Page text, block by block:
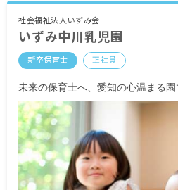
特殊業務手当
幼稚園教諭免許手
短大卒
管理職手当（管理
昇給 年1回
※併せて、担任業
る方も募集中で
社会福祉法人いずみ会
いずみ中川乳児園
新卒保育士 正社員
未来の保育士へ、愛知の心温まる園